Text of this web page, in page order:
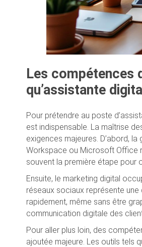
Les compétences
qu’assistante
Pour prétendre au poste
est indispensable. La maîtrise
exigences majeures. D’abord,
Workspace ou Microsoft Office
souvent la première étape pour
Ensuite, le marketing digital
réseaux sociaux représente
rapidement, même sans être
communication digitale des
Pour aller plus loin, des
ajoutée majeure. Les outils tels